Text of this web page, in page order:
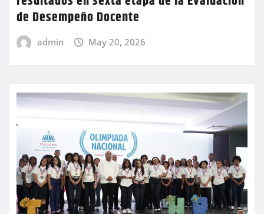
de Desempeño Docente
admin May 20, 2026